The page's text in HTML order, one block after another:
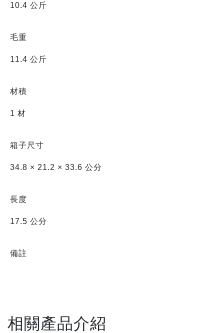
10.4 公斤
毛重
11.4 公斤
材積
1 材
箱子尺寸
34.8 × 21.2 × 33.6 公分
長度
17.5 公分
備註
相關產品介紹